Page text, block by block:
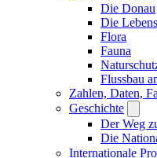
Die Donau
Die
Flora
Fauna
Flussbau
Zahlen, Daten,
Geschichte
Der Weg
Die
Internationale